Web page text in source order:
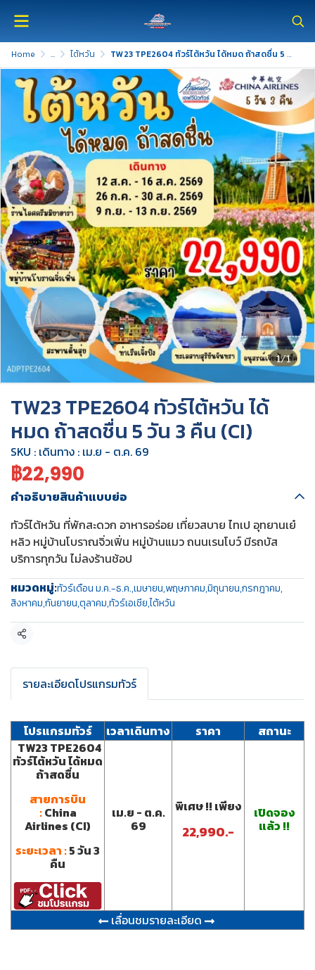
Home ... ไต้หวัน TW23 TPE2604 ทัวร์ไต้หวัน ได้หมด ถ้าสดชื่น 5 วัน 3 คืน (CI)
1/1
TW23 TPE2604 ทัวร์ไต้หวัน ได้
หมด ถ้าสดชื่น 5 วัน 3 คืน (CI)
SKU : เดินทาง : เม.ย - ต.ค. 69
฿22,990
คำอธิบายสินค้าแบบย่อ
ทัวร์ไต้หวัน ที่พักสะดวก อาหารอร่อย เที่ยวสบาย ไทเป อุทยานเย๋
หลิว หมู่บ้านโบราณจิ่วเฟิ่น หมู่บ้านแมว ถนนเรนโบว์ มีรถบัส
บริการทุกวัน ไม่ลงร้านช้อป
หมวดหมู่:ทัวร์เดือน ม.ค.-ธ.ค.,เมษายน,พฤษภาคม,มิถุนายน,กรกฎาคม,
สิงหาคม,กันยายน,ตุลาคม,ทัวร์เอเชีย,ไต้หวัน
แชร์
รายละเอียดโปรแกรมทัวร์
โปรแกรมทัวร์ เวลาเดินทาง ราคา
สถานะ
TW23 TPE2604
ทัวร์ไต้หวัน ได้หมด
ถ้าสดชื่น
สายการบิน
:China
Airlines (CI)
ระยะเวลา :5วัน 3
คืน
เม.ย - ต.ค.
69
พิเศษ !! เพียง
22,990.-
เปิดจอง
แล้ว !!
เลื่อนชมรายละเอียด